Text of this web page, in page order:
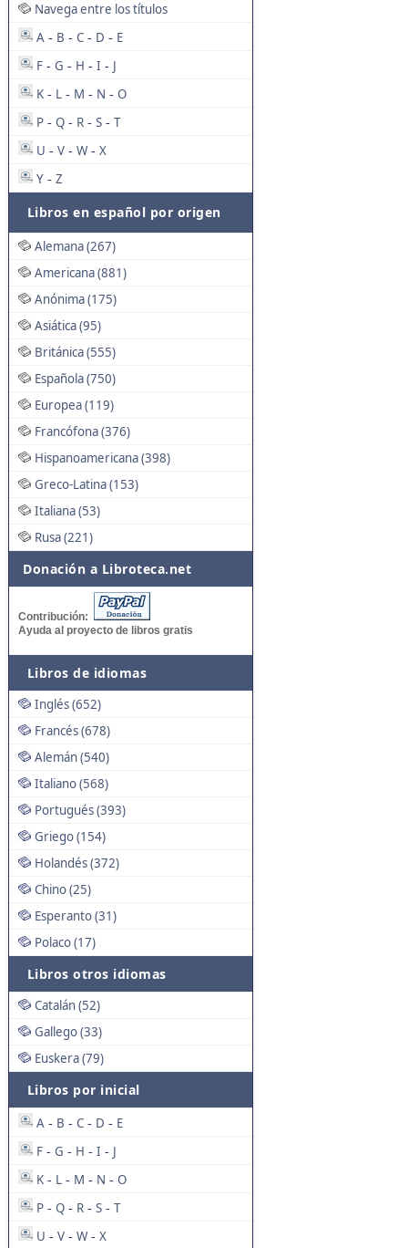
Navega entre los títulos
A - B - C - D - E
F - G - H - I - J
K - L - M - N - O
P - Q - R - S - T
U - V - W - X
Y - Z
Libros en español por origen
Alemana (267)
Americana (881)
Anónima (175)
Asiática (95)
Británica (555)
Española (750)
Europea (119)
Francófona (376)
Hispanoamericana (398)
Greco-Latina (153)
Italiana (53)
Rusa (221)
Donación a Libroteca.net
Contribución:
Ayuda al proyecto de libros gratis
Libros de idiomas
Inglés (652)
Francés (678)
Alemán (540)
Italiano (568)
Portugués (393)
Griego (154)
Holandés (372)
Chino (25)
Esperanto (31)
Polaco (17)
Libros otros idiomas
Catalán (52)
Gallego (33)
Euskera (79)
Libros por inicial
A - B - C - D - E
F - G - H - I - J
K - L - M - N - O
P - Q - R - S - T
U - V - W - X